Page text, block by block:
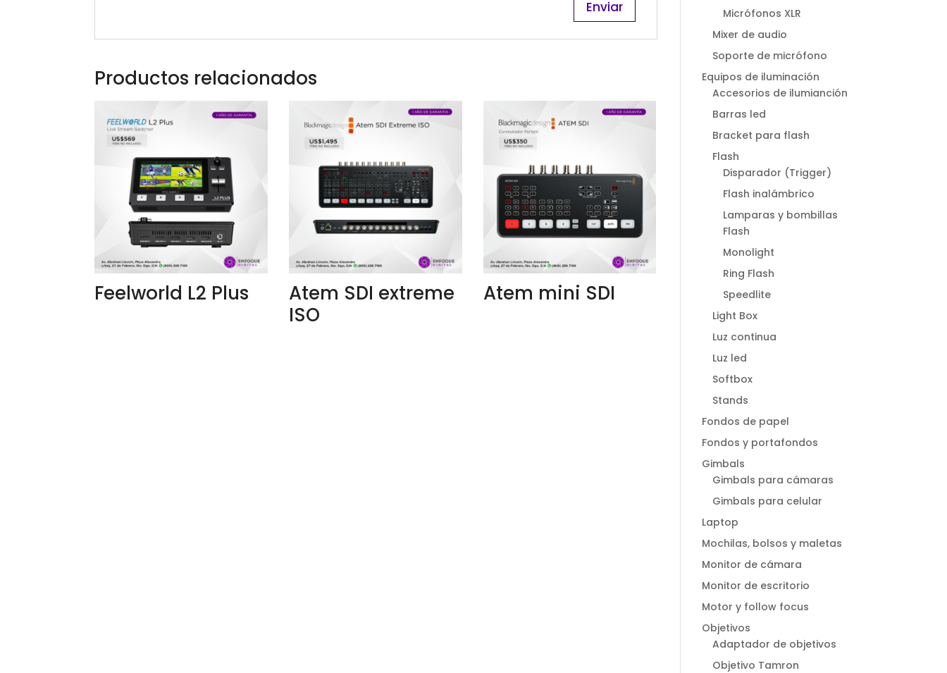
Productos relacionados
Feelworld L2 Plus
Atem SDI extreme
ISO
Atem mini SDI
Micrófonos XLR
Mixer de audio
Soporte de micrófono
Equipos de iluminación
Accesorios de ilumianción
Barras led
Bracket para flash
Flash
Disparador (Trigger)
Flash inalámbrico
Lamparas y bombillas
Flash
Monolight
Ring Flash
Speedlite
Light Box
Luz continua
Luz led
Softbox
Stands
Fondos de papel
Fondos y portafondos
Gimbals
Gimbals para cámaras
Gimbals para celular
Laptop
Mochilas, bolsos y maletas
Monitor de cámara
Monitor de escritorio
Motor y follow focus
Objetivos
Adaptador de objetivos
Objetivo Tamron